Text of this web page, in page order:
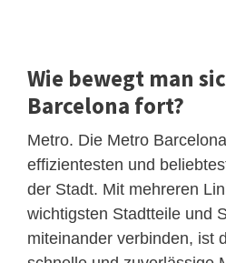
Wie bewegt man
Barcelona fort?
Metro. Die Metro
effizientesten und
der Stadt. Mit mehreren
wichtigsten Stadtteile und
miteinander verbinden, ist